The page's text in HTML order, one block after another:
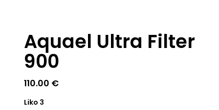
Aquael Ultra Filter
900
110.00 €
Liko 3